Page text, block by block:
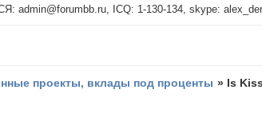
ICQ: 1-130-134, skype:
проекты, вклады под проценты » Is